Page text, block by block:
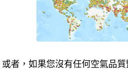
或者，如果您沒有任何空氣品